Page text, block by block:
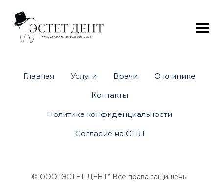
Главная Услуги Врачи О клинике
Контакты
Политика конфиденциальности
Согласие на ОПД
© ООО “ЭСТЕТ-ДЕНТ” Все права защищены